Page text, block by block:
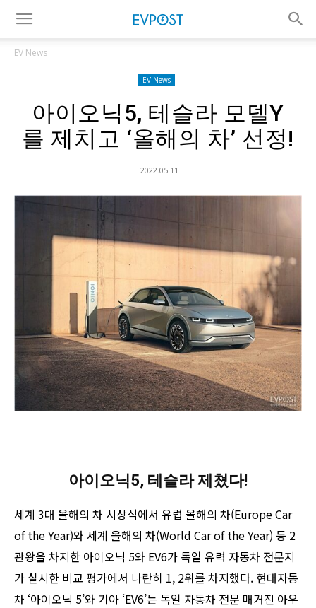
EV News
EV News
아이오닉5, 테슬라 모델Y
를 제치고 ‘올해의 차’ 선정!
2022.05.11
아이오닉5, 테슬라 제쳤다!
세계 3대 올해의 차 시상식에서 유럽 올해의 차(Europe Car
of the Year)와 세계 올해의 차(World Car of the Year) 등 2
관왕을 차지한 아이오닉 5와 EV6가 독일 유력 자동차 전문지
가 실시한 비교 평가에서 나란히 1, 2위를 차지했다. 현대자동
차 ‘아이오닉 5’와 기아 ‘EV6’는 독일 자동차 전문 매거진 아우